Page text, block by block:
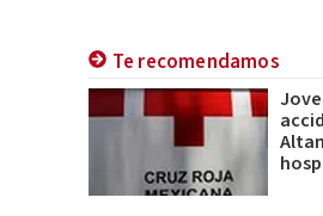
Te recomendamos